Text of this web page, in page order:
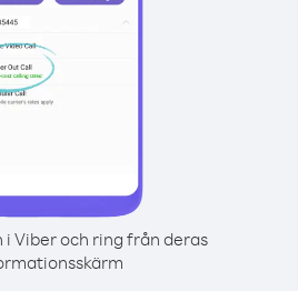
i Viber och ring från deras